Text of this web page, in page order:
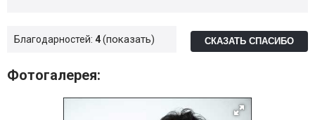
Благодарностей: 4 показать СКАЗАТЬ СПАСИБО
Фотогалерея: